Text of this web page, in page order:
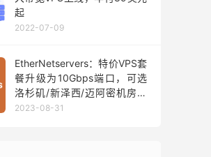
起
2022-07-09
EtherNetservers：特价VPS套
餐升级为10Gbps端口，可选
洛杉矶/新泽西/迈阿密机房，
年付14.95美元起
2023-08-31